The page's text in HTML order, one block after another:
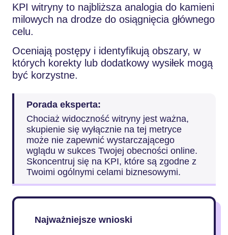
KPI witryny to najbliższa analogia do kamieni
milowych na drodze do osiągnięcia głównego
celu.
Oceniają postępy i identyfikują obszary, w
których korekty lub dodatkowy wysiłek mogą
być korzystne.
Porada eksperta:
Chociaż widoczność witryny jest ważna,
skupienie się wyłącznie na tej metryce
może nie zapewnić wystarczającego
wglądu w sukces Twojej obecności online.
Skoncentruj się na KPI, które są zgodne z
Twoimi ogólnymi celami biznesowymi.
Najważniejsze wnioski